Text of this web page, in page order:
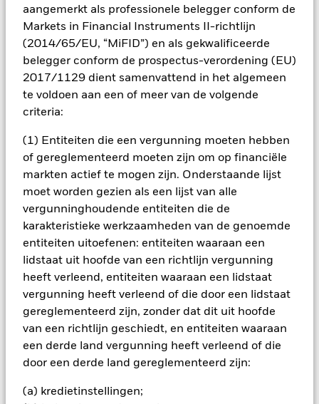
aangemerkt als professionele belegger conform de
Markets in Financial Instruments II-richtlijn
(2014/65/EU, “MiFID”) en als gekwalificeerde
belegger conform de prospectus-verordening (EU)
2017/1129 dient samenvattend in het algemeen
te voldoen aan een of meer van de volgende
criteria:
(1) Entiteiten die een vergunning moeten hebben
of gereglementeerd moeten zijn om op financiële
markten actief te mogen zijn. Onderstaande lijst
moet worden gezien als een lijst van alle
vergunninghoudende entiteiten die de
karakteristieke werkzaamheden van de genoemde
entiteiten uitoefenen: entiteiten waaraan een
lidstaat uit hoofde van een richtlijn vergunning
heeft verleend, entiteiten waaraan een lidstaat
vergunning heeft verleend of die door een lidstaat
gereglementeerd zijn, zonder dat dit uit hoofde
van een richtlijn geschiedt, en entiteiten waaraan
een derde land vergunning heeft verleend of die
door een derde land gereglementeerd zijn:
(a) kredietinstellingen;
BELANGRIJKE GEGEVENS: Kapitaalrisico.De waarde en
het rendement van beleggingen kunnen dalen en stijgen, en
zijn niet gegarandeerd. Beleggers verliezen mogelijk hun
oorspronkelijke inleg.
Het fonds belegt voor een groot deel in effecten die
genoteerd zijn in een vreemde valuta; schommelingen van de
doen vanuit zowel het vermogen als vanuit het inkomen.
Daarnaast is het mogelijk om inkomen te genereren volgens
bepaalde beleggingsstrategieën. Hoewel dit het
inkomstenniveau verhoogt verkleint dit de potentiële
vermogensgroei. Vergeleken met meer gevestigde
economieën kan de waarde van beleggingen in opkomende
volatiliteit als gevolg van verschillen in algemeen aanvaarde
principes van administratieve verantwoording of door
economische of politieke instabiliteit. Het fonds kan beleggen
in aandelen van kleinere ondernemingen die zich minder
voorspelbaar kunnen ontwikkelen en minder liquide kunnen
belegt in vastrentende waarden zoals ondernemings- of
staatobligaties die een vaste of variabele rente (ook wel
'coupon' genaamd) uitkeren en vergelijkbaar functioneren als
een lening. Daarom staan deze effecten blootgesteld aan
gehouden effecten beïnvloedt. Vooral sommige